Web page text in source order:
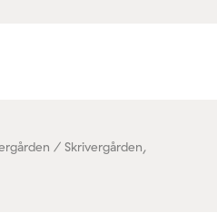
/ Skrivergården,